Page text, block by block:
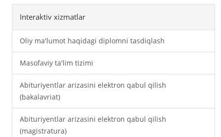
Interaktiv xizmatlar
Oliy ma'lumot haqidagi diplomni tasdiqlash
Masofaviy ta'lim tizimi
Abituriyentlar arizasini elektron qabul qilish
(bakalavriat)
Abituriyentlar arizasini elektron qabul qilish
(magistratura)